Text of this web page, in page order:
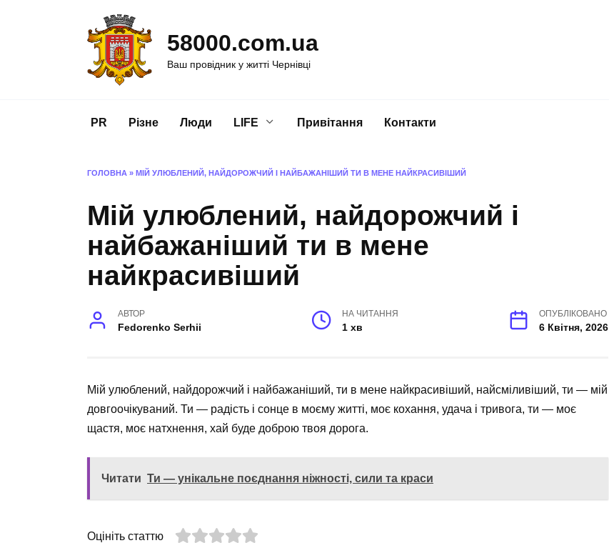
58000.com.ua
Ваш провідник у житті Чернівці
PR Різне Люди LIFE Привітання Контакти
ГОЛОВНА » МІЙ УЛЮБЛЕНИЙ, НАЙДОРОЖЧИЙ І НАЙБАЖАНІШИЙ ТИ В МЕНЕ НАЙКРАСИВІШИЙ
Мій улюблений, найдорожчий і
найбажаніший ти в мене
найкрасивіший
АВТОР
Fedorenko Serhii
НА ЧИТАННЯ
1 хв
ОПУБЛІКОВАНО
6 Квітня, 2026
Мій улюблений, найдорожчий і найбажаніший, ти в мене найкрасивіший, найсміливіший, ти — мій
довгоочікуваний. Ти — радість і сонце в моєму житті, моє кохання, удача і тривога, ти — моє
щастя, моє натхнення, хай буде доброю твоя дорога.
Читати Ти — унікальне поєднання ніжності, сили та краси
Оцініть статтю